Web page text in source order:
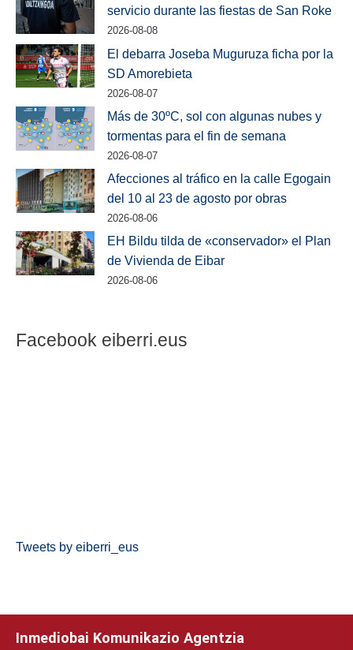
servicio durante las fiestas de San Roke
2026-08-08
El debarra Joseba Muguruza ficha por la
SD Amorebieta
2026-08-07
Más de 30ºC, sol con algunas nubes y
tormentas para el fin de semana
2026-08-07
Afecciones al tráfico en la calle Egogain
del 10 al 23 de agosto por obras
2026-08-06
EH Bildu tilda de «conservador» el Plan
de Vivienda de Eibar
2026-08-06
Facebook eiberri.eus
Tweets by eiberri_eus
Inmediobai Komunikazio Agentzia